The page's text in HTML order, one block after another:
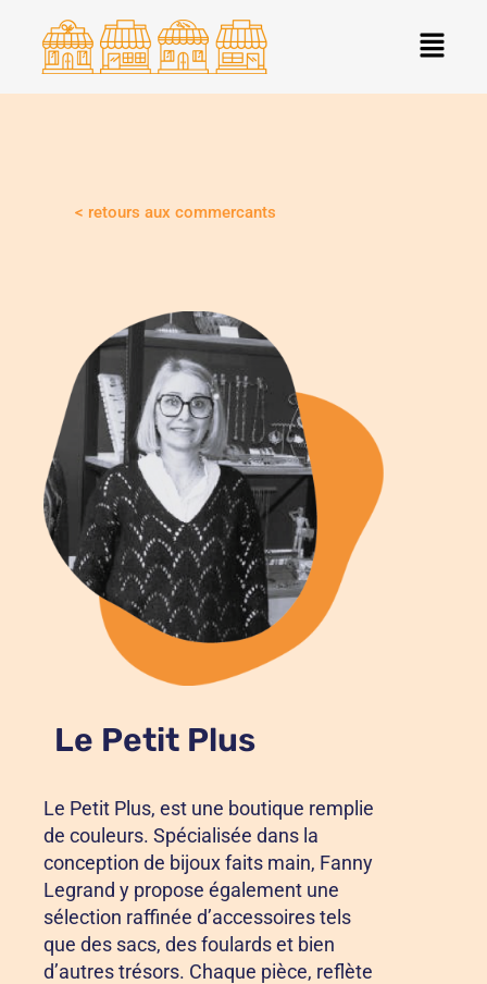
contenu
Menu
< retours aux commercants
Le Petit Plus
Le Petit Plus, est une boutique remplie
de couleurs. Spécialisée dans la
conception de bijoux faits main, Fanny
Legrand y propose également une
sélection raffinée d’accessoires tels
que des sacs, des foulards et bien
d’autres trésors. Chaque pièce, reflète